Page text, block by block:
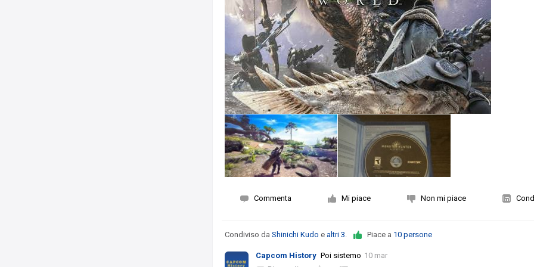
Commenta Mi piace Non mi piace
Condiviso daShinichi Kudo ealtri 3. Piace a 10 persone
Capcom History Poi sistemo 10 mar